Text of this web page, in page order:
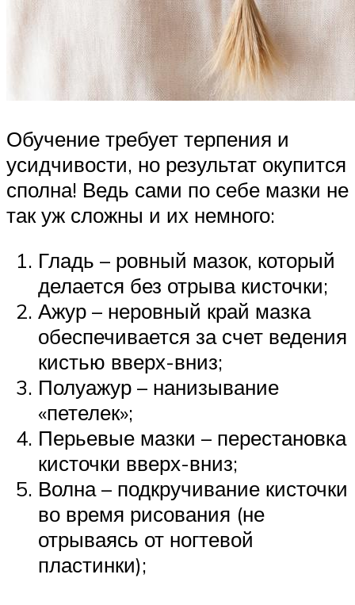
Обучение требует терпения и
усидчивости, но результат окупится
сполна! Ведь сами по себе мазки не
так уж сложны и их немного:
Гладь – ровный мазок, который
делается без отрыва кисточки;
Ажур – неровный край мазка
обеспечивается за счет ведения
кистью вверх-вниз;
Полуажур – нанизывание
«петелек»;
Перьевые мазки – перестановка
кисточки вверх-вниз;
Волна – подкручивание кисточки
во время рисования (не
отрываясь от ногтевой
пластинки);